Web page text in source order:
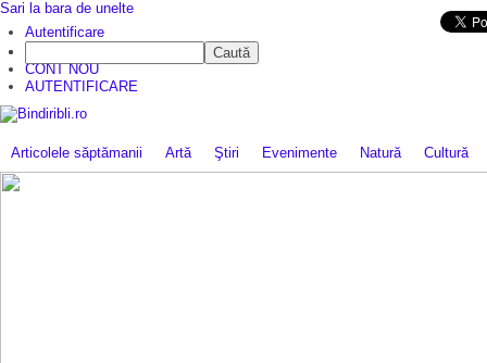
CONT NOU
AUTENTIFICARE
Articolele săptămanii Artă Ştiri Evenimente Natură Cultură
Sari la bara de unelte
Autentificare
Caută